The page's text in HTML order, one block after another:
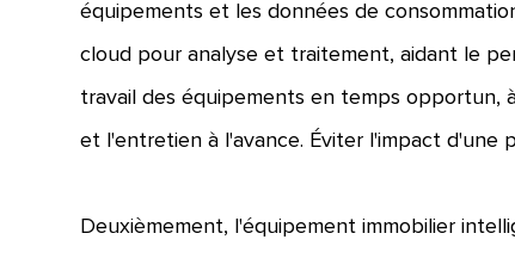
équipements et les données de
cloud pour analyse et traitement, aidant le
travail des équipements en temps opportun,
et l'entretien à l'avance. Éviter l'impact d'une
Deuxièmement, l'équipement immobilier